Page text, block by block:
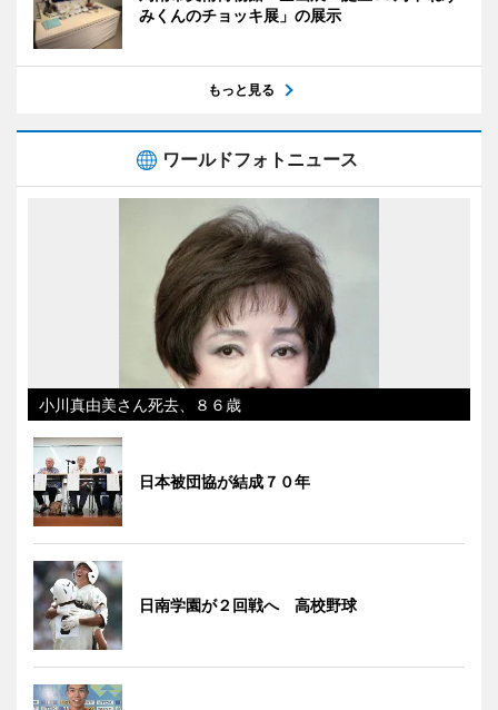
みくんのチョッキ展」の展示
もっと見る
ワールドフォトニュース
小川真由美さん死去、８６歳
日本被団協が結成７０年
日南学園が２回戦へ 高校野球